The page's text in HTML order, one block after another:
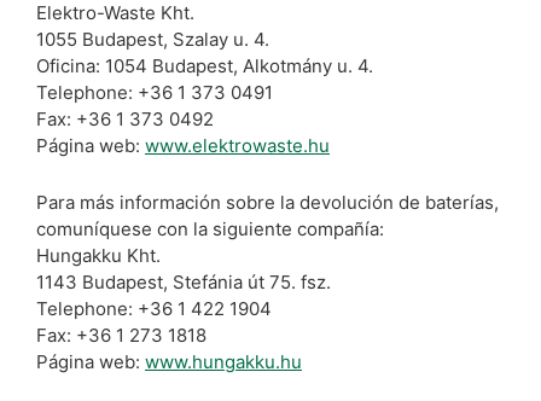
Elektro-Waste Kht.
1055 Budapest, Szalay u. 4.
Oficina: 1054 Budapest, Alkotmány u. 4.
Telephone: +36 1 373 0491
Fax: +36 1 373 0492
Página web: www.elektrowaste.hu
Para más información sobre la devolución de baterías,
comuníquese con la siguiente compañía:
Hungakku Kht.
1143 Budapest, Stefánia út 75. fsz.
Telephone: +36 1 422 1904
Fax: +36 1 273 1818
Página web: www.hungakku.hu